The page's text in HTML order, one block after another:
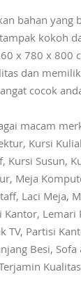
bahan yang
kokoh
x 780 x 800
dan
cocok
macam
Kursi
Kursi Susun,
Meja
Laci Meja,
Lemari
TV, Partisi
Besi,